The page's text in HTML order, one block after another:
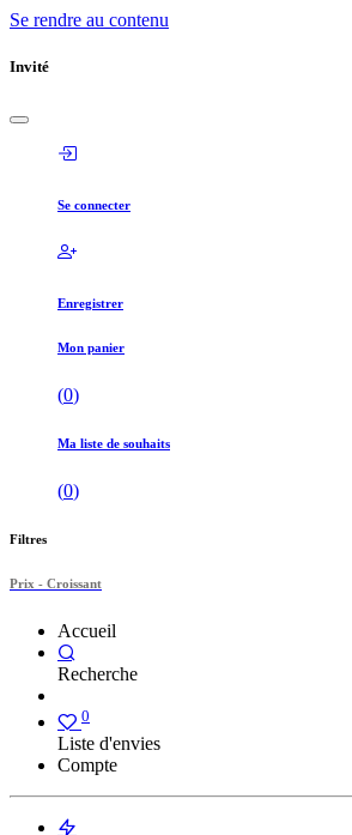
Se rendre au contenu
Invité
Se connecter
Enregistrer
Mon panier
(0)
Ma liste de souhaits
(0)
Filtres
Prix - Croissant
Accueil
Recherche
0
Liste d'envies
Compte